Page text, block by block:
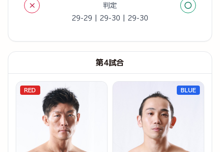
× 判定 ○
29-29 | 29-30 | 29-30
第4試合
RED BLUE